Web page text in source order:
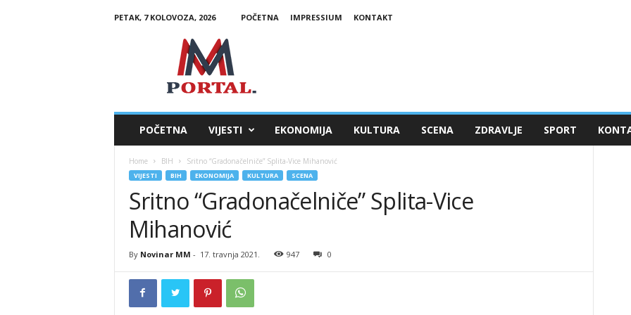
PETAK, 7 KOLOVOZA, 2026 POČETNA IMPRESSIUM
KONTAKT
POČETNA VIJESTI EKONOMIJA KULTURA SCENA ZDRAVLJE SPORT
Home BIH Sritno “Gradonačelniče” Splita-Vice Mihanović
VIJESTI BIH EKONOMIJA KULTURA SCENA
Sritno “Gradonačelniče” Splita-Vice
Mihanović
By Novinar MM - 17. travnja 2021. 947 0